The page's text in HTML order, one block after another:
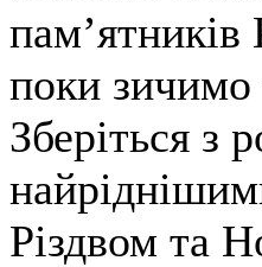
поки зичимо
Зберіться з
Різдвом та